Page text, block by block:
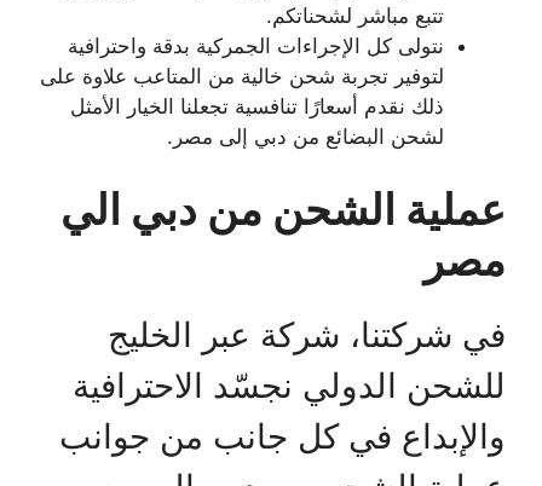
تتبع مباشر لشحناتكم.
نتولى كل الإجراءات الجمركية بدقة واحترافية
لتوفير تجربة شحن خالية من المتاعب علاوة على
ذلك نقدم أسعارًا تنافسية تجعلنا الخيار الأمثل
لشحن البضائع من دبي إلى مصر.
عملية الشحن من دبي الي
مصر
في شركتنا، شركة عبر الخليج
للشحن الدولي نجسّد الاحترافية
والإبداع في كل جانب من جوانب